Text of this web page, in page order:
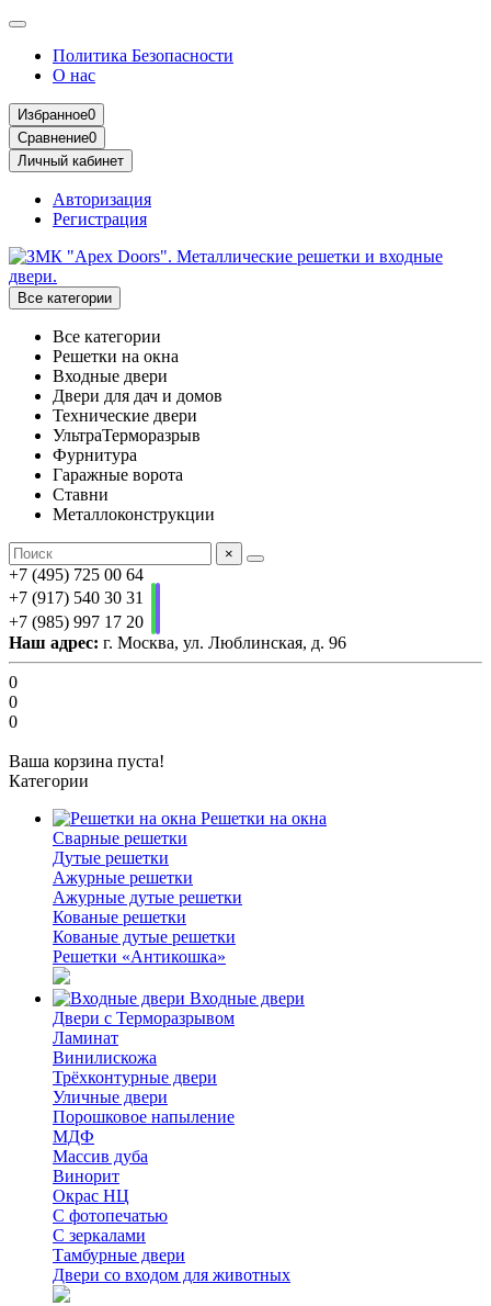
Политика Безопасности
О нас
Избранное0
Сравнение0
Личный кабинет
Авторизация
Регистрация
Все категории
Все категории
Решетки на окна
Входные двери
Двери для дач и домов
Технические двери
УльтраТерморазрыв
Фурнитура
Гаражные ворота
Ставни
Металлоконструкции
×
+7 (495) 725 00 64
+7 (917) 540 30 31
+7 (985) 997 17 20
Наш адрес: г. Москва, ул. Люблинская, д. 96
0
0
0
Ваша корзина пуста!
Категории
Решетки на окна
Сварные решетки
Дутые решетки
Ажурные решетки
Ажурные дутые решетки
Кованые решетки
Кованые дутые решетки
Решетки «Антикошка»
Входные двери
Двери с Терморазрывом
Ламинат
Винилискожа
Трёхконтурные двери
Уличные двери
Порошковое напыление
МДФ
Массив дуба
Винорит
Окрас НЦ
С фотопечатью
С зеркалами
Тамбурные двери
Двери со входом для животных